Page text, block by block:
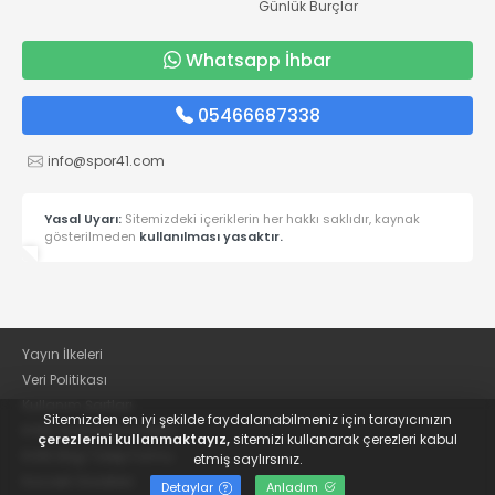
Günlük Burçlar
Whatsapp İhbar
05466687338
info@spor41.com
Yasal Uyarı: Sitemizdeki içeriklerin her hakkı saklıdır, kaynak
gösterilmeden kullanılması yasaktır.
Yayın İlkeleri
Veri Politikası
KVKK Aydınlatma Metni
Sitemizden en iyi şekilde faydalanabilmeniz için tarayıcınızın
çerezlerini kullanmaktayız,sitemizi kullanarak çerezleri kabul
etmiş saylırsınız.
Detaylar Anladım